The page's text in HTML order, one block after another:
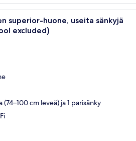
Moderni kylpyhuone, jossa
superior-huone, useita sänkyjä
excluded)
(74–100 cm leveä) ja 1 parisänky